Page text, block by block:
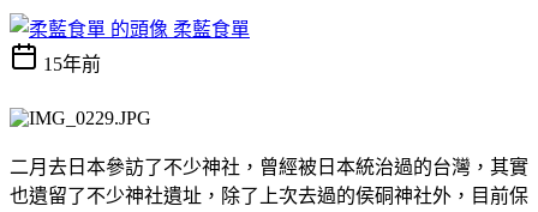
柔藍食單
15年前
二月去日本參訪了不少神社，曾經被日本統治過的台灣，其實
也遺留了不少神社遺址，除了上次去過的侯硐神社外，目前保